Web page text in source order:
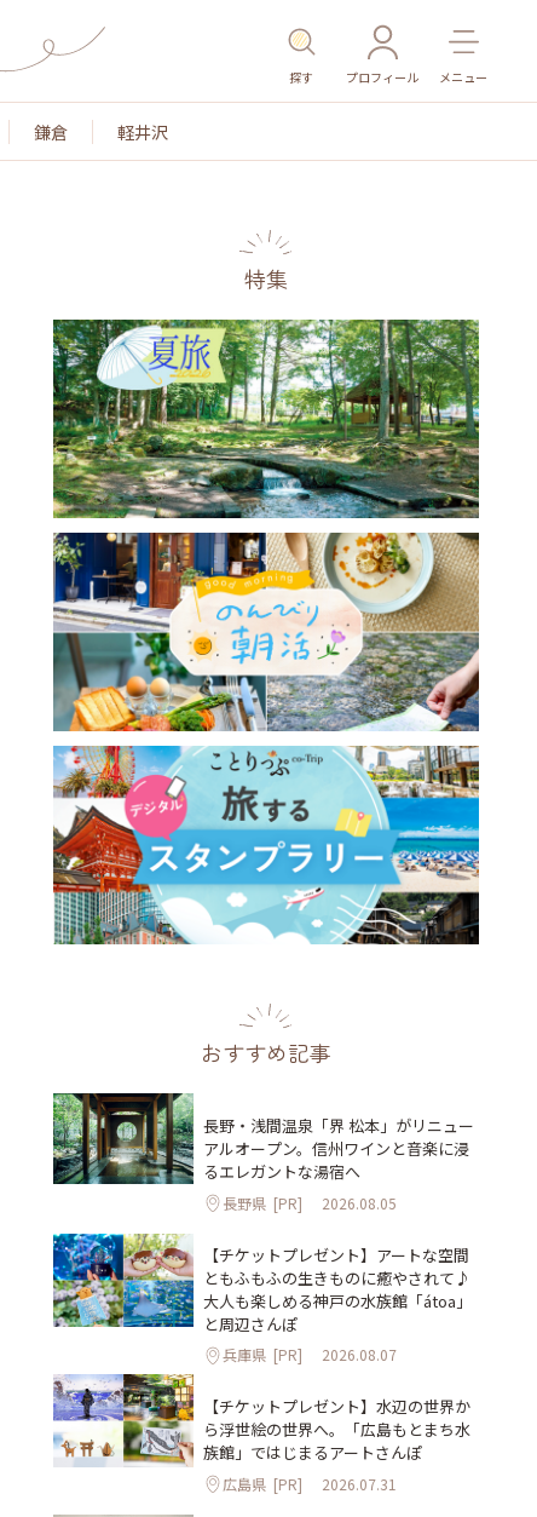
探す プロフィール メニュー
鎌倉 軽井沢
名所・旧跡 温泉・スパ その他施設 ごはん
横浜で見つけた、ミルクテ
美味しいお店6選～心ほど
厚なコクと香りに癒やされ
ータイム～
2026.07.22
特集
おすすめ記事
長野・浅間温泉「界 松本」がリニュー
アルオープン。信州ワインと音楽に浸
るエレガントな湯宿へ
長野県 [PR] 2026.08.05
【チケットプレゼント】アートな空間
ともふもふの生きものに癒やされて♪
大人も楽しめる神戸の水族館「átoa」
と周辺さんぽ
兵庫県 [PR] 2026.08.07
【チケットプレゼント】水辺の世界か
ら浮世絵の世界へ。「広島もとまち水
族館」ではじまるアートさんぽ
広島県 [PR] 2026.07.31